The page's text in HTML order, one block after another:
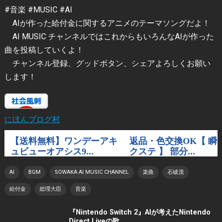
#音楽 #MUSIC #AI
AIが作った給付金に関するアニメのテーマソングだよ！
AI MUSIC チャンネルではこれからもいろんなAIが作った
曲を投稿していくよ！
チャンネル登録、グッドボタン、シェアよろしくお願い
します！
にほんブログ村
AI BGM SOWAKA AI MUSIC CHANNEL 楽曲 石破茂
給付金 総理大臣 音楽
『Nintendo Switch 2』AIが考えたNintendo